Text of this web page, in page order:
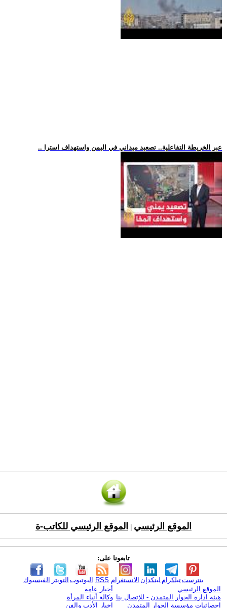
.. عبر الخريطة التفاعلية.. تصعيد ميداني في اليمن واستهداف استرا
الموقع الرئيسي الموقع الرئيسي للكاتب-ة
تابعونا على:
الفيسبوك التويتر اليوتيوب RSS الانستغرام لينكدإن تيلكرامبنترست
الموقع الرئيسي
هيئة ادارة الحوار المتمدن - للإتصال بنا
إحصائيات مؤسسة الحوار المتمدن
أخبار عامة
وكالة أنباء المرأة
اخبار الأدب والفن